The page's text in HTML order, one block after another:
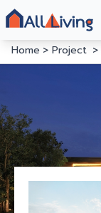
Home
Project